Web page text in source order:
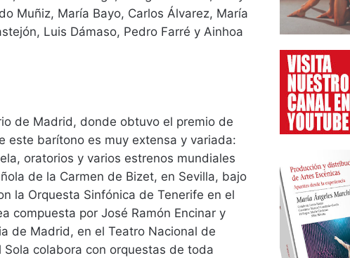
Muñiz, María Bayo, Carlos Álvarez, María
Luis Dámaso, Pedro Farré y Ainhoa
de Madrid, donde obtuvo el premio de
este barítono es muy extensa y variada:
oratorios y varios estrenos mundiales
de la Carmen de Bizet, en Sevilla, bajo
la Orquesta Sinfónica de Tenerife en el
compuesta por José Ramón Encinar y
de Madrid, en el Teatro Nacional de
colabora con orquestas de toda